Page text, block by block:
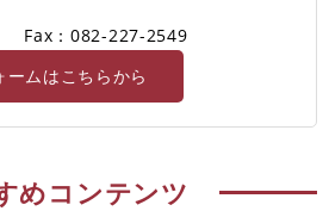
Fax：082-227-2549
ムはこちらから
めコンテンツ